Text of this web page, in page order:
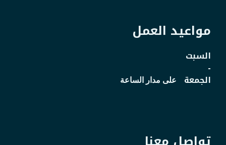
مواعيد العمل
السبت
-
الجمعة على مدار الساعة